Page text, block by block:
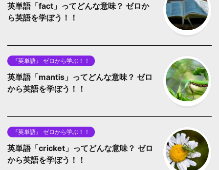
英単語「fact」ってどんな意味？ ゼロか
ら英語を学ぼう！！
『英単語』 ゼロから学ぶ！！
英単語「mantis」ってどんな意味？ ゼロ
から英語を学ぼう！！
『英単語』 ゼロから学ぶ！！
英単語「cricket」ってどんな意味？ ゼロ
から英語を学ぼう！！